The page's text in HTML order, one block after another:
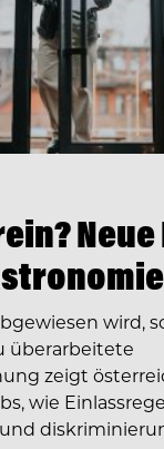
wird,
überarbeitete
zeigt
wie